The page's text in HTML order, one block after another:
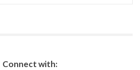
Connect with: